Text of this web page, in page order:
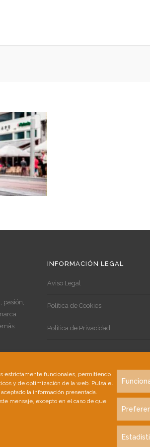
estrictamente funcionales, permitiendo
y de optimización de la web. Pulsa el
la información presentada.
mensaje, excepto en el caso de que
pasión,
INFORMACIÓN LEGAL
Aviso Legal
Política de Cookies
Política de Privacidad